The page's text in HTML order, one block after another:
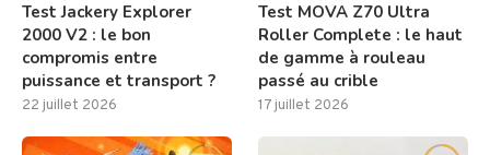
Test Jackery Explorer
2000 V2 : le bon
compromis entre
puissance et transport ?
22 juillet 2026
Test MOVA Z70 Ultra
Roller Complete : le haut
de gamme à rouleau
passé au crible
17 juillet 2026